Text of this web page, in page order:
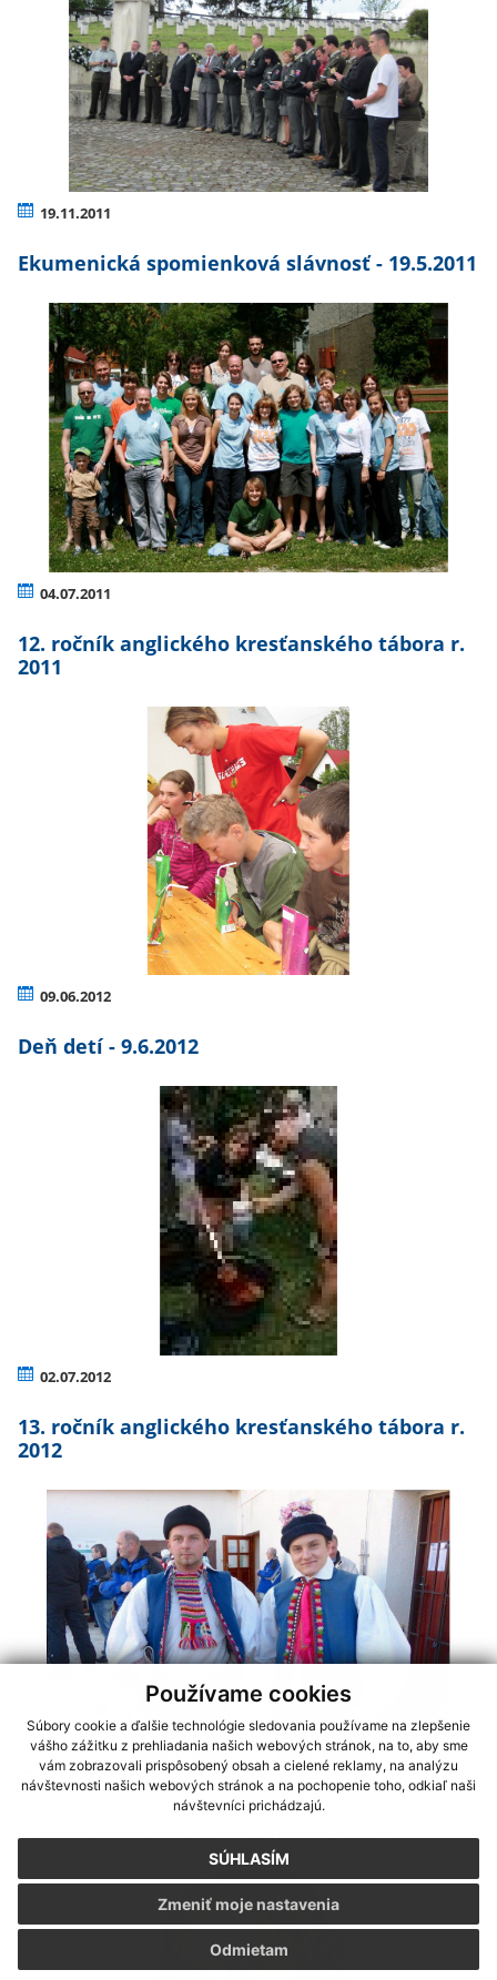
Používame cookies
Súbory cookie a ďalšie technológie sledovania používame na zlepšenie
vášho zážitku z prehliadania našich webových stránok, na to, aby sme
vám zobrazovali prispôsobený obsah a cielené reklamy, na analýzu
návštevnosti našich webových stránok a na pochopenie toho, odkiaľ naši
návštevníci prichádzajú.
SÚHLASÍM
Odmietam
Zmeniť moje nastavenia
19.11.2011
Ekumenická spomienková slávnosť - 19.5.2011
04.07.2011
12. ročník anglického kresťanského tábora r.
2011
09.06.2012
Deň detí - 9.6.2012
02.07.2012
13. ročník anglického kresťanského tábora r.
2012
17.12.2012